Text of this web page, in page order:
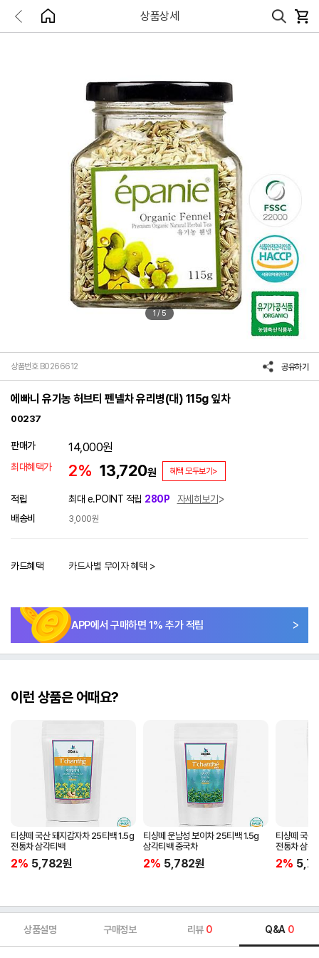
상품상세
1 / 5
상품번호 B0266612 공유하기
에빠니 유기농 허브티 펜넬차 유리병(대) 115g 잎차
00237
판매가 14,000원
최대혜택가 2% 13,720원 혜택 모두보기>
적립 최대 e.POINT 적립 280P
자세히보기
배송비
3,000원
카드혜택 카드사별 무이자 혜택 >
APP에서 구매하면 1% 추가 적립
이런 상품은 어때요?
티샹떼 국산 돼지감자차 25티백 1.5g
전통차 삼각티백
2% 5,782원
티샹떼 운남성 보이차 25티백 1.5g
삼각티백 중국차
2% 5,782원
티샹떼 국산
전통차 삼각
2%
상품설명 구매정보 리뷰 0 Q&A 0